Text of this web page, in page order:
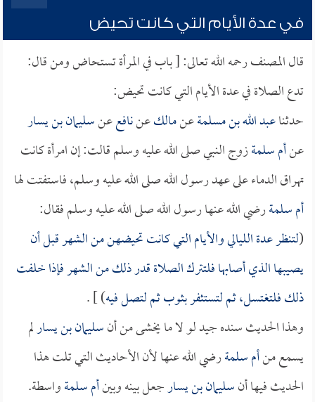
في عدة الأيام التي كانت تحيض
قال المصنف رحمه الله تعالى: [ باب في المرأة تستحاض ومن قال:
تدع الصلاة في عدة الأيام التي كانت تحيض:
حدثناعبد الله بن مسلمةعنمالكعننافععنسليمان بن يسار
عنأم سلمةزوج النبي صلى الله عليه وسلم قالت: إن امرأة كانت
تهراق الدماء على عهد رسول الله صلى الله عليه وسلم، فاستفتت لها
أم سلمةرضي الله عنها رسول الله صلى الله عليه وسلم فقال:
(لتنظر عدة الليالي والأيام التي كانت تحيضهن من الشهر قبل أن
يصيبها الذي أصابها فلتترك الصلاة قدر ذلك من الشهر فإذا خلفت
ذلك فلتغتسل، ثم لتستثفر بثوب ثم لتصل فيه) ] .
وهذا الحديث سنده جيد لو لا ما يخشى من أنسليمان بن يسارلم
يسمع منأم سلمةرضي الله عنها لأن الأحاديث التي تلت هذا
الحديث فيها أنسليمان بن يسارجعل بينه وبينأم سلمةواسطة.